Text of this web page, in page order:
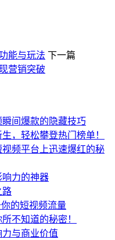
能与玩法 下一篇
营销突破
间爆款的隐藏技巧
，轻松攀登热门榜单！
频平台上迅速爆红的秘
力的神器
路
的短视频流量
不知道的秘密！
与商业价值